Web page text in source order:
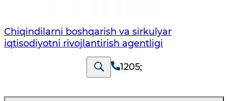
Chiqindilarni boshqarish va sirkulyar
iqtisodiyotni rivojlantirish agentligi
1205;